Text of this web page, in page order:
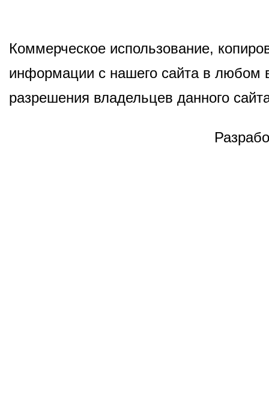
Коммерческое использование,
информации с нашего сайта в любом
разрешения владельцев данного